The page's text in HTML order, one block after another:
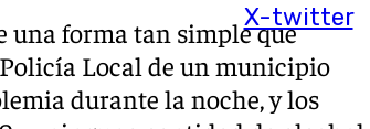
X-twitter
una forma tan simple que
Policía Local de un municipio
durante la noche, y los